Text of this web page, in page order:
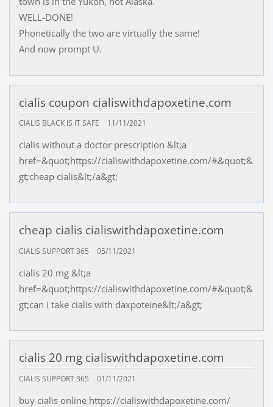
WELL-DONE!
Phonetically the two are virtually the same!
And now prompt U.
cialis coupon cialiswithdapoxetine.com
CIALIS BLACK IS IT SAFE 11/11/2021
cialis without a doctor prescription &lt;a
href=&quot;https://cialiswithdapoxetine.com/#&quot;&
gt;cheap cialis&lt;/a&gt;
cheap cialis cialiswithdapoxetine.com
CIALIS SUPPORT 365 05/11/2021
cialis 20 mg &lt;a
href=&quot;https://cialiswithdapoxetine.com/#&quot;&
gt;can i take cialis with daxpoteine&lt;/a&gt;
cialis 20 mg cialiswithdapoxetine.com
CIALIS SUPPORT 365 01/11/2021
buy cialis online https://cialiswithdapoxetine.com/